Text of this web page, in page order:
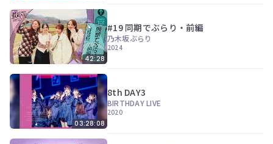
42:28
#19 同期でぶらり・前編
乃木坂ぶらり
2024
03:28:08
8th DAY3
BIRTHDAY LIVE
2020